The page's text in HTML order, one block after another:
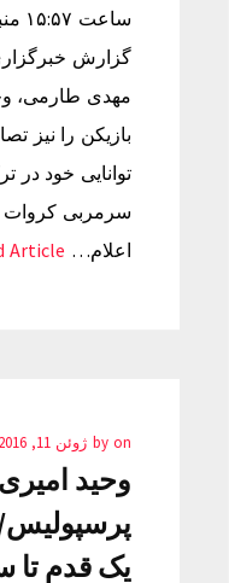
گزارش
بازیکن را نیز
توانایی خود در
سرمربی کروات
اعلام… Article →
by on ژوئن 11, 2016
وحید
یک قدم